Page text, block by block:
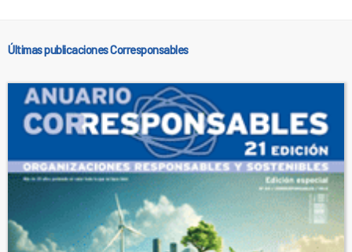
Últimas publicaciones Corresponsables